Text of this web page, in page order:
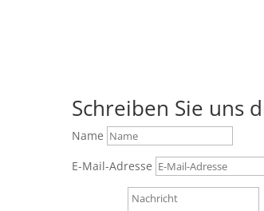
Schreiben Sie uns
Name
E-Mail-Adresse